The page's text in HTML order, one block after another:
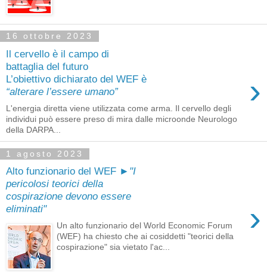
16 ottobre 2023
Il cervello è il campo di
battaglia del futuro
L’obiettivo dichiarato del WEF è
“alterare l’essere umano”
›
L'energia diretta viene utilizzata come arma. Il cervello degli
individui può essere preso di mira dalle microonde Neurologo
della DARPA...
1 agosto 2023
Alto funzionario del WEF ► "I
pericolosi teorici della
cospirazione devono essere
eliminati"
›
Un alto funzionario del World Economic Forum
(WEF) ha chiesto che ai cosiddetti "teorici della
cospirazione" sia vietato l'ac...